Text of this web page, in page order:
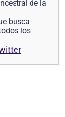
de la
busca
los